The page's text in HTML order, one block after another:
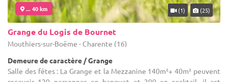
... 40 km (1) (25)
Grange du Logis de Bournet
Mouthiers-sur-Boëme - Charente (16)
Demeure de caractère / Grange
Salle des fêtes : La Grange et la Mezzanine 140m²+ 40m² peuvent